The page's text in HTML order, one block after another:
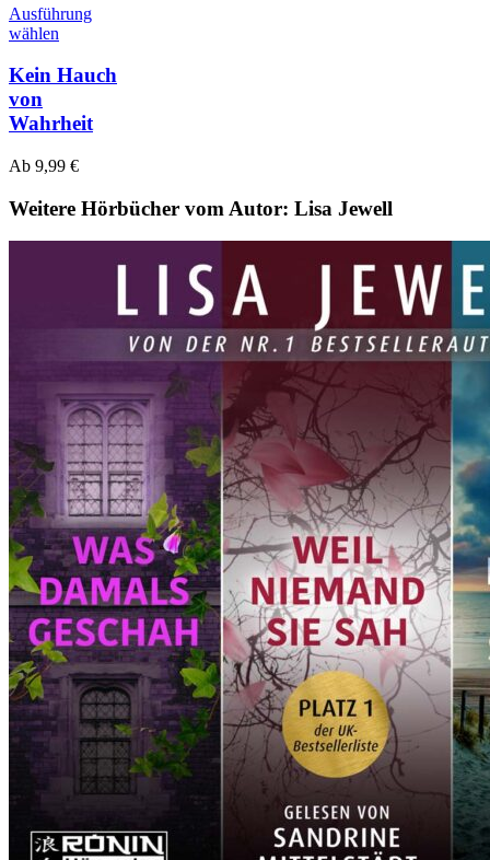
Ausführung
wählen
Kein Hauch
von
Wahrheit
Ab 9,99 €
Weitere Hörbücher vom Autor: Lisa Jewell